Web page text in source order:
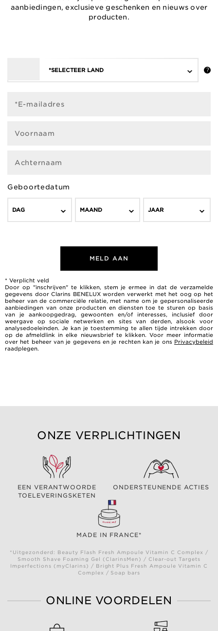
aanbiedingen, exclusieve geschenken en nieuws over
producten.
*SELECTEER LAND
*E-mailadres
Voornaam
Achternaam
Geboortedatum
DAG MAAND JAAR
MELD AAN
* Verplicht veld
Door op "inschrijven" te klikken, stem je ermee in dat de verzamelde
gegevens door Clarins BENELUX worden verwerkt met het oog op het
beheer van de commerciële relatie, met name om je gepersonaliseerde
aanbiedingen van onze producten en diensten toe te sturen op basis
van je aankoopgedrag, gewoonten en/of interesses, inclusief door
weergave op sociale netwerken en sites van derden, alsook voor
analysedoeleinden. Je kan je toestemming te allen tijde intrekken door
op de afmeldlink in elke nieuwsbrief te klikken. Voor meer informatie
over het beheer van je gegevens en je rechten kan je ons Privacybeleid
raadplegen.
ONZE VERPLICHTINGEN
EEN VERANTWOORDE
TOELEVERINGSKETEN
ONDERSTEUNENDE ACTIES
MADE IN FRANCE*
*Uitgezonderd: Beauty Flash Fresh Ampoule Vitamin C Complex /
Smooth Shave Foaming Gel (ClarinsMen) / Clear-out Targets
Imperfections (myClarins) / Bright Plus Fresh Ampoule Vitamin C
Complex / Soap bars
ONLINE VOORDELEN